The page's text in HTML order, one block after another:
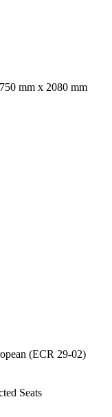
mm x 2080 mm
(ECR 29-02)
Seats